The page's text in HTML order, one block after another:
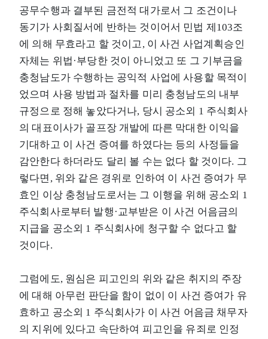
공무수행과 결부된 금전적 대가로서 그 조건이나
동기가 사회질서에 반하는 것이어서 민법 제103조
에 의해 무효라고 할 것이고, 이 사건 사업계획승인
자체는 위법·부당한 것이 아니었고 또 그 기부금을
충청남도가 수행하는 공익적 사업에 사용할 목적이
었으며 사용 방법과 절차를 미리 충청남도의 내부
규정으로 정해 놓았다거나, 당시 공소외 1 주식회사
의 대표이사가 골프장 개발에 따른 막대한 이익을
기대하고 이 사건 증여를 하였다는 등의 사정들을
감안한다 하더라도 달리 볼 수는 없다 할 것이다. 그
렇다면, 위와 같은 경위로 인하여 이 사건 증여가 무
효인 이상 충청남도로서는 그 이행을 위해 공소외 1
주식회사로부터 발행·교부받은 이 사건 어음금의
지급을 공소외 1 주식회사에 청구할 수 없다고 할
것이다.
그럼에도, 원심은 피고인의 위와 같은 취지의 주장
에 대해 아무런 판단을 함이 없이 이 사건 증여가 유
효하고 공소외 1 주식회사가 이 사건 어음금 채무자
의 지위에 있다고 속단하여 피고인을 유죄로 인정